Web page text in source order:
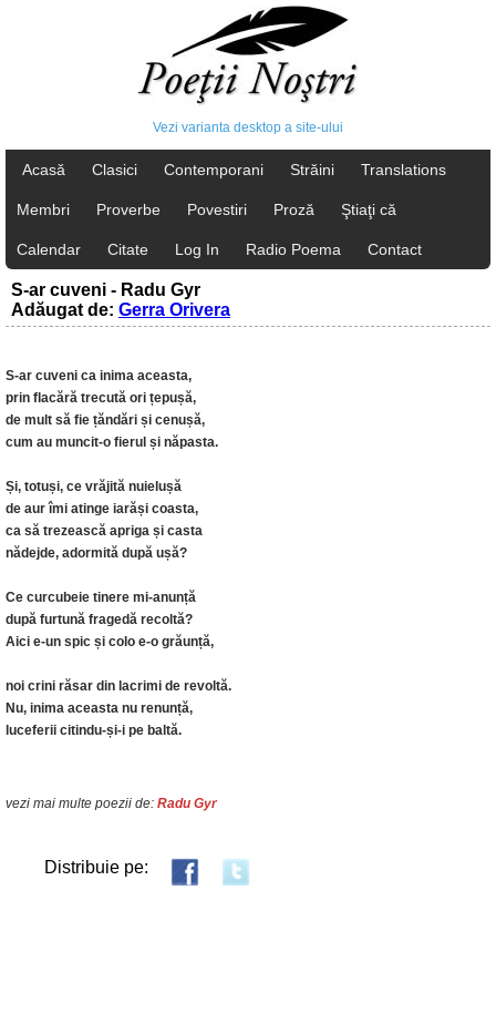
Vezi varianta desktop a site-ului
Acasă Clasici Contemporani Străini Translations
Membri Proverbe Povestiri Proză Ştiaţi că
Calendar Citate Log In Radio Poema Contact
S-ar cuveni - Radu Gyr
Adăugat de: Gerra Orivera
S-ar cuveni ca inima aceasta,
prin flacără trecută ori țepușă,
de mult să fie țăndări și cenușă,
cum au muncit-o fierul și năpasta.
Și, totuși, ce vrăjită nuielușă
de aur îmi atinge iarăși coasta,
ca să trezească apriga și casta
nădejde, adormită după ușă?
Ce curcubeie tinere mi-anunță
după furtună fragedă recoltă?
Aici e-un spic și colo e-o grăunță,
noi crini răsar din lacrimi de revoltă.
Nu, inima aceasta nu renunță,
luceferii citindu-și-i pe baltă.
vezi mai multe poezii de: Radu Gyr
Distribuie pe: